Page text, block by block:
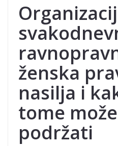
ženska
nasilja i
tome
podržati